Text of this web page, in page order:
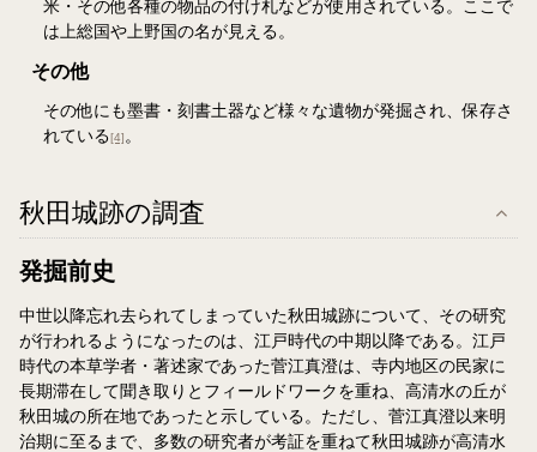
米・その他各種の物品の付け札などが使用されている。ここで
は上総国や上野国の名が見える。
その他
その他にも墨書・刻書土器など様々な遺物が発掘され、保存さ
れている[4] 。
秋田城跡の調査
発掘前史
中世以降忘れ去られてしまっていた秋田城跡について、その研究
が行われるようになったのは、江戸時代の中期以降である。江戸
時代の本草学者・著述家であった菅江真澄は、寺内地区の民家に
長期滞在して聞き取りとフィールドワークを重ね、高清水の丘が
秋田城の所在地であったと示している。ただし、菅江真澄以来明
治期に至るまで、多数の研究者が考証を重ねて秋田城跡が高清水